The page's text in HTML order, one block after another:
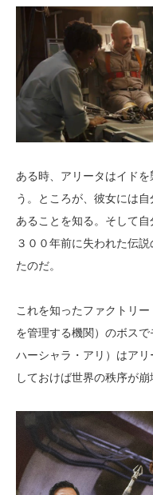
ある時、アリータはイド
う。ところが、彼女には
あることを知る。そして
３００年前に失われた伝
たのだ。
これを知ったファクトリ
を管理する機関）のボス
ハーシャラ・アリ）はア
しておけば世界の秩序が崩